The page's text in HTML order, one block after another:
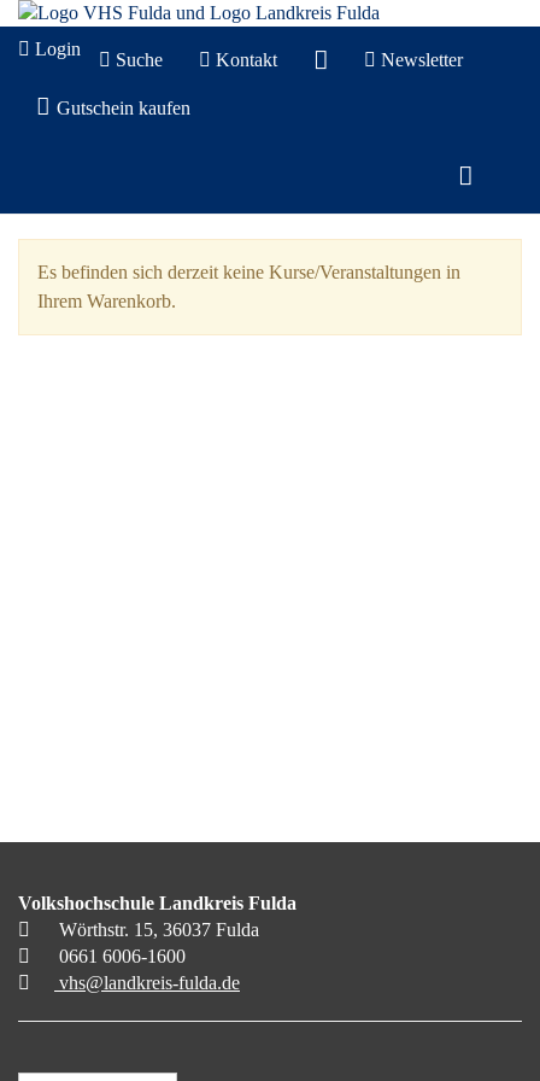
Login
Suche Kontakt Newsletter
Gutschein kaufen
Es befinden sich derzeit keine Kurse/Veranstaltungen in
Ihrem Warenkorb.
Volkshochschule Landkreis Fulda
Wörthstr. 15, 36037 Fulda
0661 6006-1600
vhs@landkreis-fulda.de